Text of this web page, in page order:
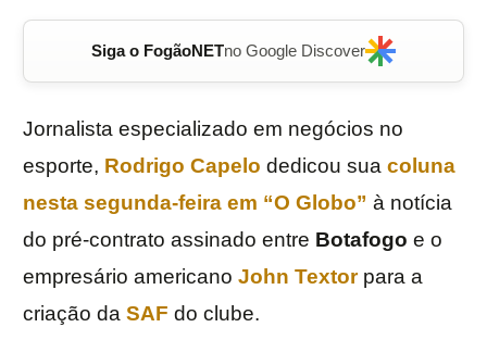
Siga o FogãoNETno Google Discover
Jornalista especializado em negócios no
esporte, Rodrigo Capelo dedicou sua coluna
nesta segunda-feira em “O Globo” à notícia
do pré-contrato assinado entre Botafogo e o
empresário americano John Textor para a
criação da SAF do clube.